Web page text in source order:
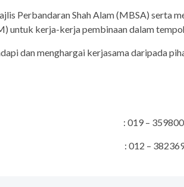
Perbandaran Shah Alam (MBSA) serta
untuk kerja-kerja pembinaan dalam
dan menghargai kerjasama daripada
: 019 –
Awam : 012 –